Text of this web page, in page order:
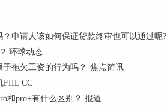
申请人该如何保证贷款终审也可以通过呢?
|环球动态
拖欠工资的行为吗？-焦点简讯
FIIL CC
和pro+有什么区别？ 报道